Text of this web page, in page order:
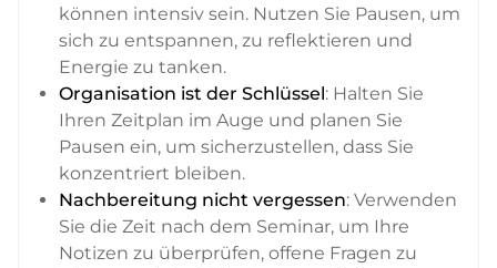
können intensiv sein. Nutzen Sie Pausen, um
sich zu entspannen, zu reflektieren und
Energie zu tanken.
Organisation ist der Schlüssel: Halten Sie
Ihren Zeitplan im Auge und planen Sie
Pausen ein, um sicherzustellen, dass Sie
konzentriert bleiben.
Nachbereitung nicht vergessen: Verwenden
Sie die Zeit nach dem Seminar, um Ihre
Notizen zu überprüfen, offene Fragen zu